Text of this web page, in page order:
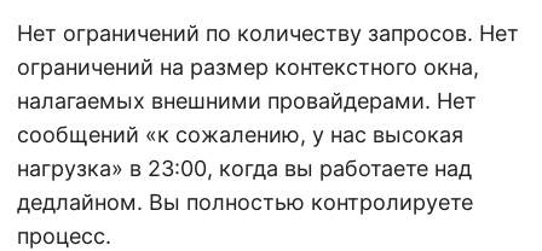
Нет ограничений по количеству запросов. Нет
ограничений на размер контекстного окна,
налагаемых внешними провайдерами. Нет
сообщений «к сожалению, у нас высокая
нагрузка» в 23:00, когда вы работаете над
дедлайном. Вы полностью контролируете
процесс.